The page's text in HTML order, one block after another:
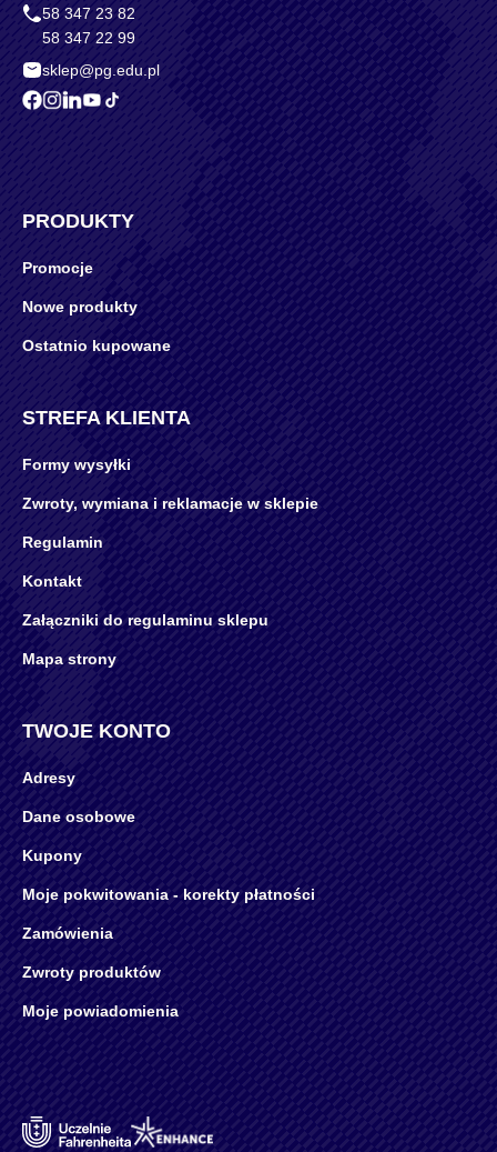
58 347 23 82
58 347 22 99
sklep@pg.edu.pl
PRODUKTY
Promocje
Nowe produkty
Ostatnio kupowane
STREFA KLIENTA
Formy wysyłki
Zwroty, wymiana i reklamacje w sklepie
Regulamin
Kontakt
Załączniki do regulaminu sklepu
Mapa strony
TWOJE KONTO
Adresy
Dane osobowe
Kupony
Moje pokwitowania - korekty płatności
Zamówienia
Zwroty produktów
Moje powiadomienia